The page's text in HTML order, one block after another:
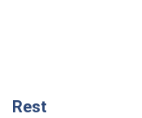
Rest